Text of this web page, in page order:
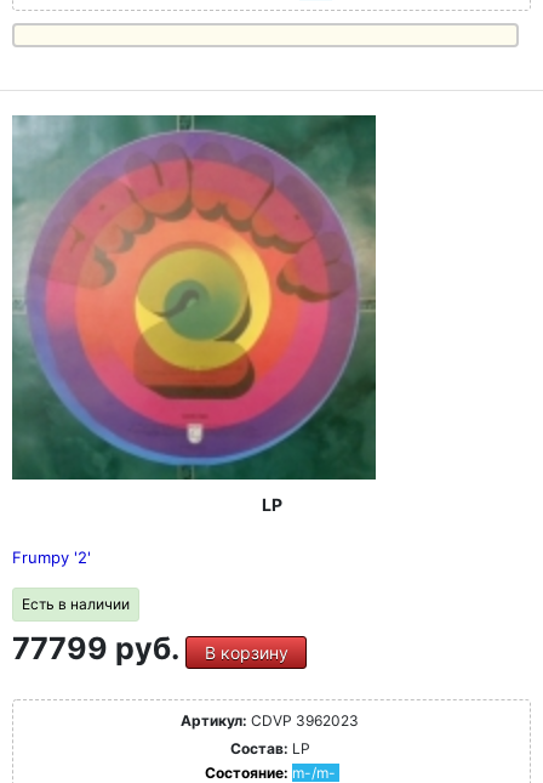
LP
Frumpy '2'
Есть в наличии
77799 руб. В корзину
Артикул: CDVP 3962023
Состав: LP
Состояние: m-/m-